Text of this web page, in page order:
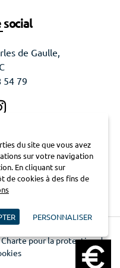
social
de Gaulle,
54 79
Charte pour la protection des
du site que vous avez
sur votre navigation
En cliquant sur
de cookies à des fins de
PERSONNALISER